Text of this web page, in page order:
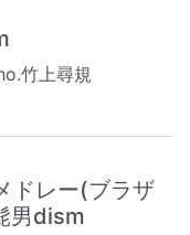
竹上尋規
ドレー(ブラザ
男dism